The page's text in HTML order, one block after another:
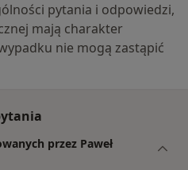
pytania i odpowiedzi,
mają charakter
nie mogą zastąpić
przez Paweł